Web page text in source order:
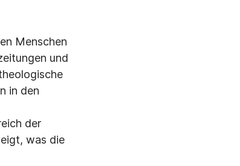
Menschen
und
in den
der
was die